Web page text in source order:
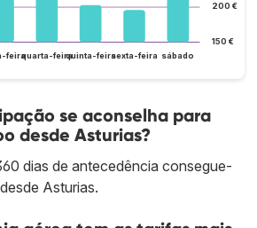
150 €
200 €
feiraquarta-feiraquinta-feirasexta-feira sábado
se aconselha para
desde Asturias?
dias de antecedência consegue-
Asturias.